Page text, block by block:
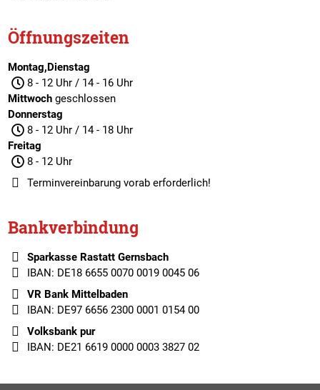
Öffnungszeiten
Montag,Dienstag
8 - 12 Uhr / 14 - 16 Uhr
Mittwochgeschlossen
Donnerstag
8 - 12 Uhr / 14 - 18 Uhr
Freitag
8 - 12 Uhr
Terminvereinbarungvorab erforderlich!
Bankverbindung
Sparkasse Rastatt Gernsbach
IBAN: DE18 6655 0070 0019 0045 06
VR Bank Mittelbaden
IBAN: DE97 6656 2300 0001 0154 00
Volksbank pur
IBAN: DE21 6619 0000 0003 3827 02